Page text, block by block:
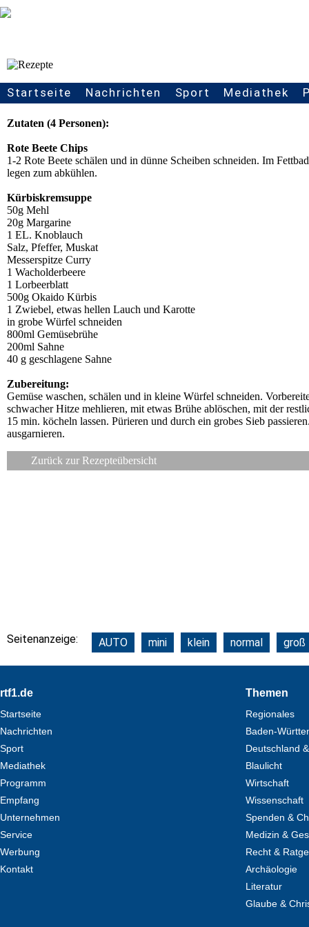
Seitennavigation
Startseite Nachrichten Sport Mediathek
Kürbiskremsuppe mit Rote Beete Chips
Zutaten (4 Personen):
Rote Beete Chips
1-2 Rote Beete schälen und in dünne Scheiben schneiden. Im
legen zum abkühlen.
Kürbiskremsuppe
50g Mehl
20g Margarine
1 EL. Knoblauch
Salz, Pfeffer, Muskat
Messerspitze Curry
1 Wacholderbeere
1 Lorbeerblatt
500g Okaido Kürbis
1 Zwiebel, etwas hellen Lauch und Karotte
in grobe Würfel schneiden
800ml Gemüsebrühe
200ml Sahne
40 g geschlagene Sahne
Zubereitung:
Gemüse waschen, schälen und in kleine Würfel schneiden.
schwacher Hitze mehlieren, mit etwas Brühe ablöschen, mit der
15 min. köcheln lassen. Pürieren und durch ein grobes Sieb
ausgarnieren.
Zurück zur Rezepteübersicht
Seitenanzeige: AUTO mini klein normal groß
Footer
rtf1.de
Startseite
Nachrichten
Sport
Mediathek
Programm
Empfang
Unternehmen
Service
Werbung
Kontakt
Themen
Regionales
Baden-
Deutschland
Blaulicht
Wirtschaft
Wissenschaft
Spenden &
Medizin &
Recht &
Archäologie
Literatur
Glaube &